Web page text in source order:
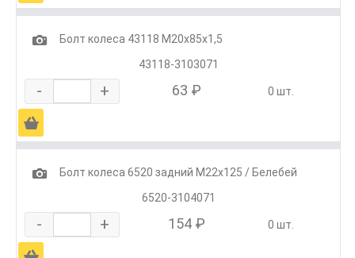
1
Болт колеса 43118 М20х85х1,5
43118-3103071
- + 63 ₽ 0 шт.
Ä
1
Болт колеса 6520 задний М22х125 / Белебей
6520-3104071
- + 154 ₽ 0 шт.